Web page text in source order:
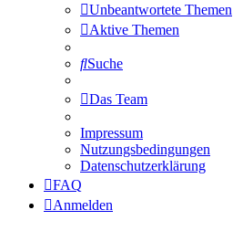
Unbeantwortete Themen
Aktive Themen
Suche
Das Team
Impressum
Nutzungsbedingungen
Datenschutzerklärung
FAQ
Anmelden